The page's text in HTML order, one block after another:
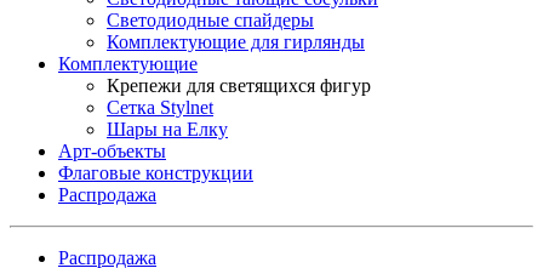
Светодиодные спайдеры
Комплектующие для гирлянды
Комплектующие
Крепежи для светящихся фигур
Сетка Stylnet
Шары на Елку
Арт-объекты
Флаговые конструкции
Распродажа
Распродажа